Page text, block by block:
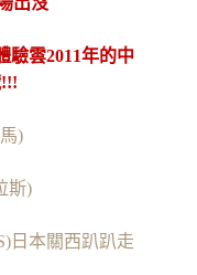
驗雲2011年的中
)
斯)
日本關西趴趴走